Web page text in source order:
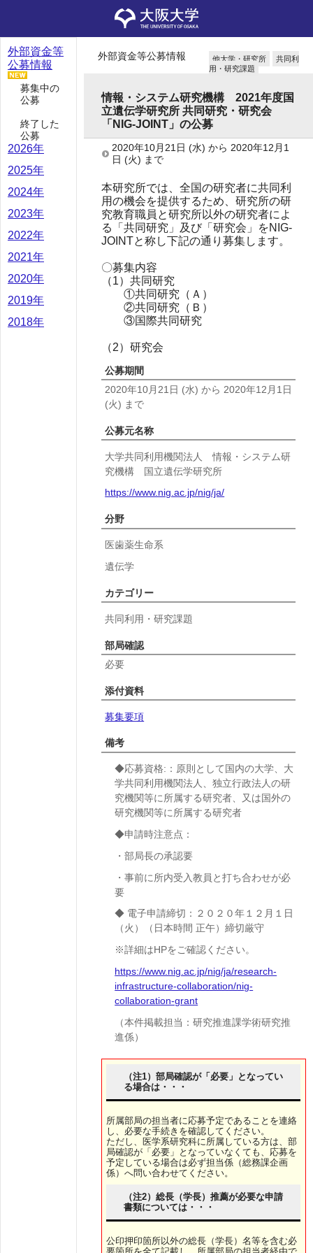
外部資金等
公募情報
募集中の
公募
終了した
公募
2026年
2025年
2024年
2023年
2022年
2021年
2020年
2019年
2018年
外部資金等公募情報 他大学・研究所
共同利
用・研究課題
情報・システム研究機構 2021年度国
立遺伝学研究所 共同研究・研究会
「NIG-JOINT」の公募
2020年10月21日 (水) から 2020年12月1
日 (火) まで
本研究所では、全国の研究者に共同利
用の機会を提供するため、研究所の研
究教育職員と研究所以外の研究者によ
る「共同研究」及び「研究会」をNIG-
JOINTと称し下記の通り募集します。
〇募集内容
（1）共同研究
①共同研究（Ａ）
②共同研究（Ｂ）
③国際共同研究
（2）研究会
公募期間
2020年10月21日 (水) から 2020年12月1日
(火) まで
公募元名称
大学共同利用機関法人 情報・システム研
究機構 国立遺伝学研究所
https://www.nig.ac.jp/nig/ja/
分野
医歯薬生命系
遺伝学
カテゴリー
共同利用・研究課題
部局確認
必要
添付資料
募集要項
備考
◆応募資格:：原則として国内の大学、大
学共同利用機関法人、独立行政法人の研
究機関等に所属する研究者、又は国外の
研究機関等に所属する研究者
◆申請時注意点：
・部局長の承認要
・事前に所内受入教員と打ち合わせが必
要
◆ 電子申請締切：２０２０年１２月１日
（火）（日本時間 正午）締切厳守
※詳細はHPをご確認ください。
https://www.nig.ac.jp/nig/ja/research-
infrastructure-collaboration/nig-
collaboration-grant
（本件掲載担当：研究推進課学術研究推
進係）
（注1）部局確認が「必要」となってい
る場合は・・・
所属部局の担当者に応募予定であることを連絡
し、必要な手続きを確認してください。
ただし、医学系研究科に所属している方は、部
局確認が「必要」となっていなくても、応募を
予定している場合は必ず担当係（総務課企画
係）へ問い合わせてください。
（注2）総長（学長）推薦が必要な申請
書類については・・・
公印押印箇所以外の総長（学長）名等を含む必